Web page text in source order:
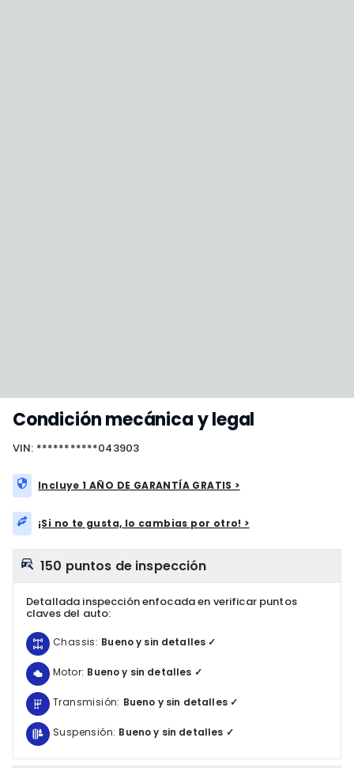
Condición mecánica y legal
VIN: ***********043903
Incluye 1 AÑO DE GARANTÍA GRATIS >
¡Si no te gusta, lo cambias por otro! >
150 puntos de inspección
Detallada inspección enfocada en verificar puntos
claves del auto:
Chassis: Bueno y sin detalles ✓
Motor: Bueno y sin detalles ✓
Transmisión: Bueno y sin detalles ✓
Suspensión: Bueno y sin detalles ✓